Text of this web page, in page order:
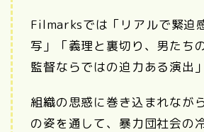
Filmarksでは「リアルで緊迫
写」「義理と裏切り、男たち
監督ならではの迫力ある演出
組織の思惑に巻き込まれなが
の姿を通して、暴力団社会の